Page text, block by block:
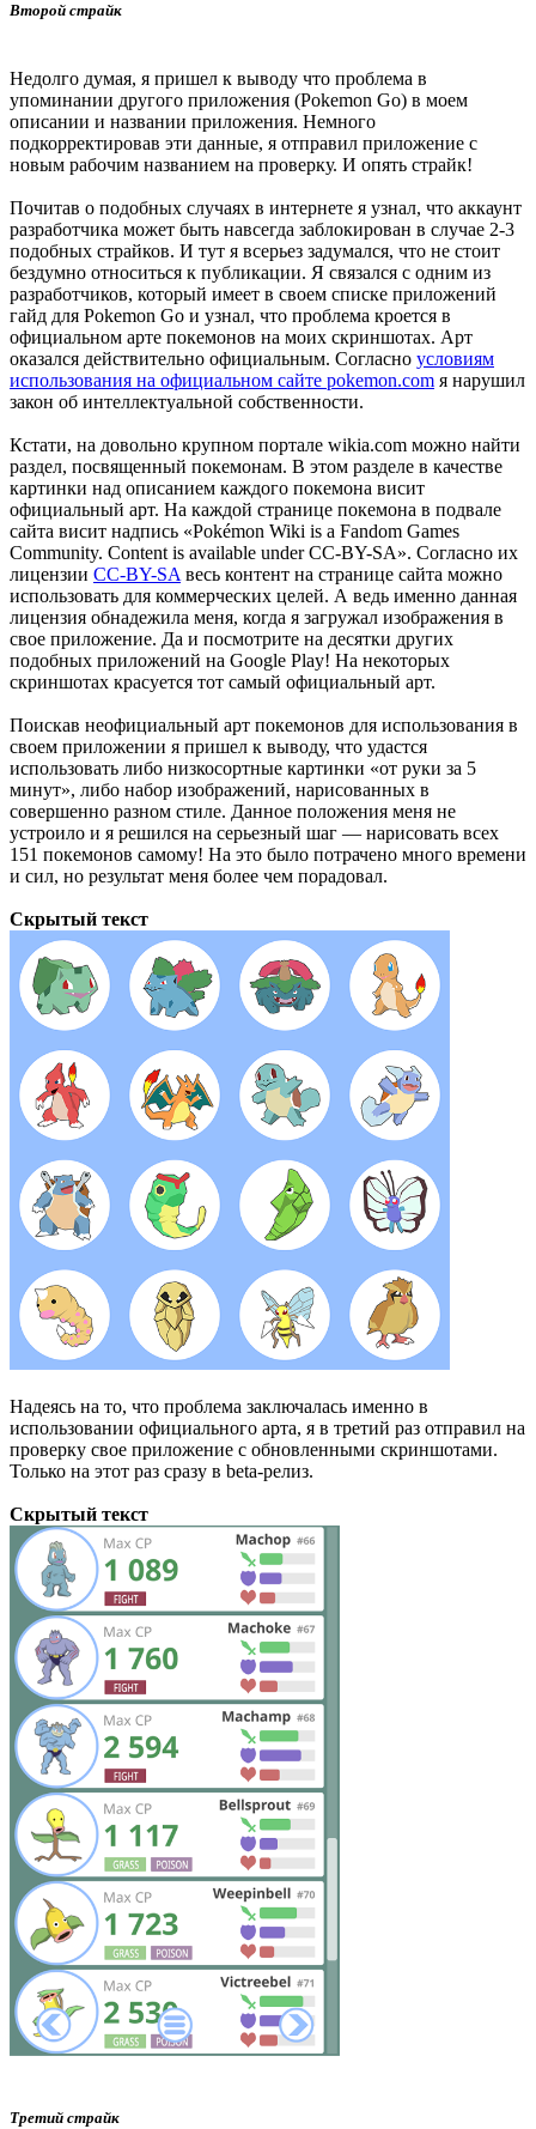
Второй страйк
Недолго думая, я пришел к выводу что проблема в
упоминании другого приложения (Pokemon Go) в моем
описании и названии приложения. Немного
подкорректировав эти данные, я отправил приложение с
новым рабочим названием на проверку. И опять страйк!
Почитав о подобных случаях в интернете я узнал, что аккаунт
разработчика может быть навсегда заблокирован в случае 2-3
подобных страйков. И тут я всерьез задумался, что не стоит
бездумно относиться к публикации. Я связался с одним из
разработчиков, который имеет в своем списке приложений
гайд для Pokemon Go и узнал, что проблема кроется в
официальном арте покемонов на моих скриншотах. Арт
оказался действительно официальным. Согласно условиям
использования на официальном сайте pokemon.com я нарушил
закон об интеллектуальной собственности.
Кстати, на довольно крупном портале wikia.com можно найти
раздел, посвященный покемонам. В этом разделе в качестве
картинки над описанием каждого покемона висит
официальный арт. На каждой странице покемона в подвале
сайта висит надпись «Pokémon Wiki is a Fandom Games
Community. Content is available under CC-BY-SA». Согласно их
лицензии CC-BY-SA весь контент на странице сайта можно
использовать для коммерческих целей. А ведь именно данная
лицензия обнадежила меня, когда я загружал изображения в
свое приложение. Да и посмотрите на десятки других
подобных приложений на Google Play! На некоторых
скриншотах красуется тот самый официальный арт.
Поискав неофициальный арт покемонов для использования в
своем приложении я пришел к выводу, что удастся
использовать либо низкосортные картинки «от руки за 5
минут», либо набор изображений, нарисованных в
совершенно разном стиле. Данное положения меня не
устроило и я решился на серьезный шаг — нарисовать всех
151 покемонов самому! На это было потрачено много времени
и сил, но результат меня более чем порадовал.
Скрытый текст
Надеясь на то, что проблема заключалась именно в
использовании официального арта, я в третий раз отправил на
проверку свое приложение с обновленными скриншотами.
Только на этот раз сразу в beta-релиз.
Скрытый текст
Третий страйк